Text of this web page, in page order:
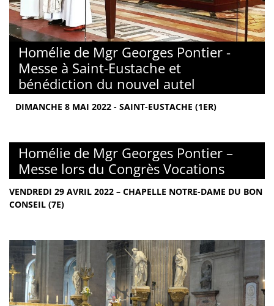
Homélie de Mgr Georges Pontier -
Messe à Saint-Eustache et
bénédiction du nouvel autel
DIMANCHE 8 MAI 2022 - SAINT-EUSTACHE (1ER)
Homélie de Mgr Georges Pontier –
Messe lors du Congrès Vocations
VENDREDI 29 AVRIL 2022 – CHAPELLE NOTRE-DAME DU BON
CONSEIL (7E)